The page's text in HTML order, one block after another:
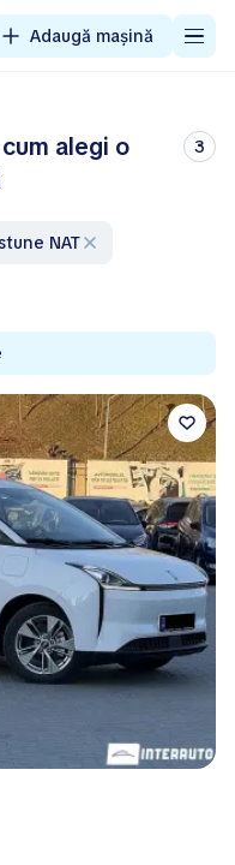
Adaugă mașină
alegi o
3
NAT